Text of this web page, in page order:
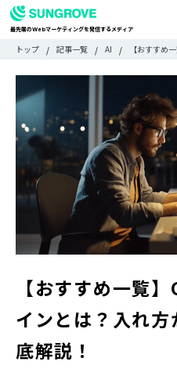
最先端のWebマーケティングを発信するメディア
ュ
ー
一
CATEGORY
カテゴリで探す
TAG
タグで探す
WRITER
ライターで探す
FEATURE
特集
MOVIE
動画
DOCUMENT
『SUNGROVE』について
検
検
トップ 記事一覧 AI 【おすすめ
【おすすめ一覧
インとは？入れ
底解説！